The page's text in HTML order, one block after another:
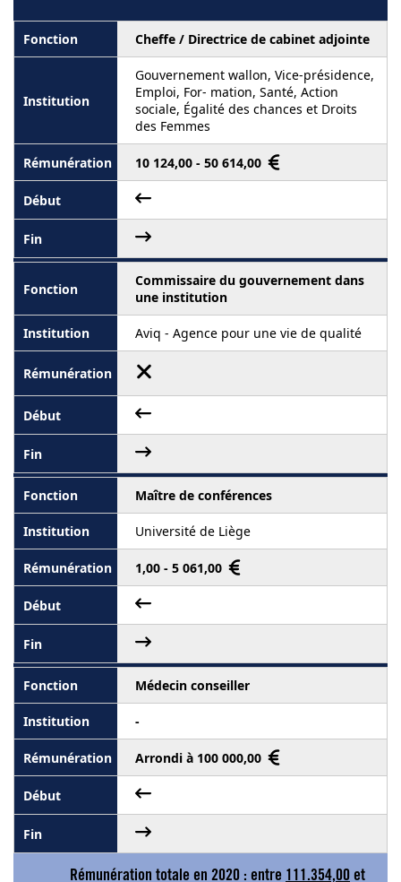
Cheffe / Directrice de cabinet adjointe
Gouvernement wallon, Vice-présidence,
Emploi, For- mation, Santé, Action
sociale, Égalité des chances et Droits
des Femmes
10 124,00 - 50 614,00
Commissaire du gouvernement dans
une institution
Aviq - Agence pour une vie de qualité
Maître de conférences
Université de Liège
1,00 - 5 061,00
Médecin conseiller
-
Arrondi à 100 000,00
Rémunération totale en 2020 : entre 111.354,00 et